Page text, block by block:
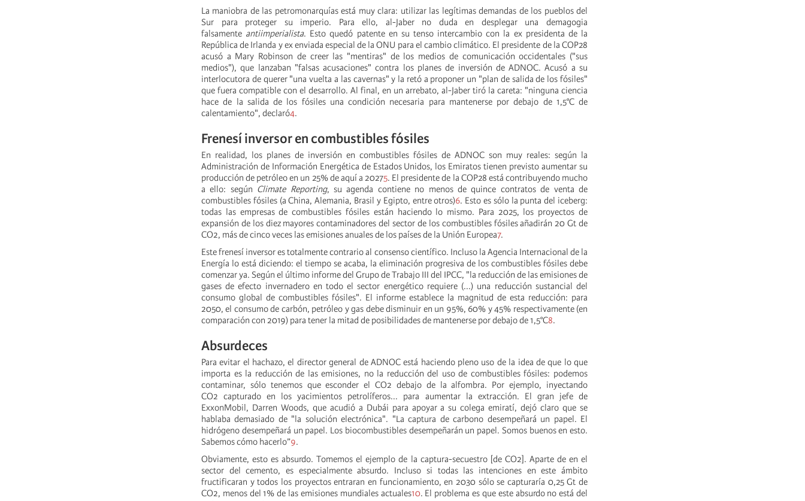
La maniobra de las petromonarquías está muy clara: utilizar las legítimas demandas de los pueblos del
Sur para proteger su imperio. Para ello, al-Jaber no duda en desplegar una demagogia
falsamente antiimperialista. Esto quedó patente en su tenso intercambio con la ex presidenta de la
República de Irlanda y ex enviada especial de la ONU para el cambio climático. El presidente de la COP28
acusó a Mary Robinson de creer las "mentiras" de los medios de comunicación occidentales ("sus
medios"), que lanzaban "falsas acusaciones" contra los planes de inversión de ADNOC. Acusó a su
interlocutora de querer "una vuelta a las cavernas" y la retó a proponer un "plan de salida de los fósiles"
que fuera compatible con el desarrollo. Al final, en un arrebato, al-Jaber tiró la careta: "ninguna ciencia
hace de la salida de los fósiles una condición necesaria para mantenerse por debajo de 1,5°C de
calentamiento", declaró4.
Frenesí inversor en combustibles fósiles
En realidad, los planes de inversión en combustibles fósiles de ADNOC son muy reales: según la
Administración de Información Energética de Estados Unidos, los Emiratos tienen previsto aumentar su
producción de petróleo en un 25% de aquí a 20275. El presidente de la COP28 está contribuyendo mucho
a ello: según Climate Reporting, su agenda contiene no menos de quince contratos de venta de
combustibles fósiles (a China, Alemania, Brasil y Egipto, entre otros)6. Esto es sólo la punta del iceberg:
todas las empresas de combustibles fósiles están haciendo lo mismo. Para 2025, los proyectos de
expansión de los diez mayores contaminadores del sector de los combustibles fósiles añadirán 20 Gt de
CO2, más de cinco veces las emisiones anuales de los países de la Unión Europea7.
Este frenesí inversor es totalmente contrario al consenso científico. Incluso la Agencia Internacional de la
Energía lo está diciendo: el tiempo se acaba, la eliminación progresiva de los combustibles fósiles debe
comenzar ya. Según el último informe del Grupo de Trabajo III del IPCC, "la reducción de las emisiones de
gases de efecto invernadero en todo el sector energético requiere (...) una reducción sustancial del
consumo global de combustibles fósiles". El informe establece la magnitud de esta reducción: para
2050, el consumo de carbón, petróleo y gas debe disminuir en un 95%, 60% y 45% respectivamente (en
comparación con 2019) para tener la mitad de posibilidades de mantenerse por debajo de 1,5°C8.
Absurdeces
Para evitar el hachazo, el director general de ADNOC está haciendo pleno uso de la idea de que lo que
importa es la reducción de las emisiones, no la reducción del uso de combustibles fósiles: podemos
contaminar, sólo tenemos que esconder el CO2 debajo de la alfombra. Por ejemplo, inyectando
CO2 capturado en los yacimientos petrolíferos... para aumentar la extracción. El gran jefe de
ExxonMobil, Darren Woods, que acudió a Dubái para apoyar a su colega emiratí, dejó claro que se
hablaba demasiado de "la solución electrónica". "La captura de carbono desempeñará un papel. El
hidrógeno desempeñará un papel. Los biocombustibles desempeñarán un papel. Somos buenos en esto.
Sabemos cómo hacerlo”9.
Obviamente, esto es absurdo. Tomemos el ejemplo de la captura-secuestro [de CO2]. Aparte de en el
sector del cemento, es especialmente absurdo. Incluso si todas las intenciones en este ámbito
fructificaran y todos los proyectos entraran en funcionamiento, en 2030 sólo se capturaría 0,25 Gt de
CO2, menos del 1% de las emisiones mundiales actuales10. El problema es que este absurdo no está del